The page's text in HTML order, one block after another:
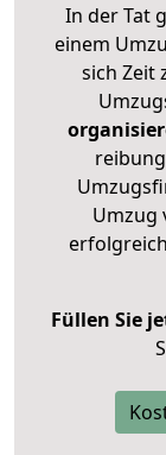
In der Tat
einem
sich Zeit
Umzug
Füllen Sie